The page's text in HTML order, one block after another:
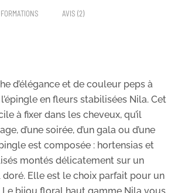
AVIS (2)
d’élégance et de couleur peps à
en fleurs stabilisées Nila. Cet
à fixer dans les cheveux, qu’il
d’une soirée, d’un gala ou d’une
est composée : hortensias et
montés délicatement sur un
Elle est le choix parfait pour un